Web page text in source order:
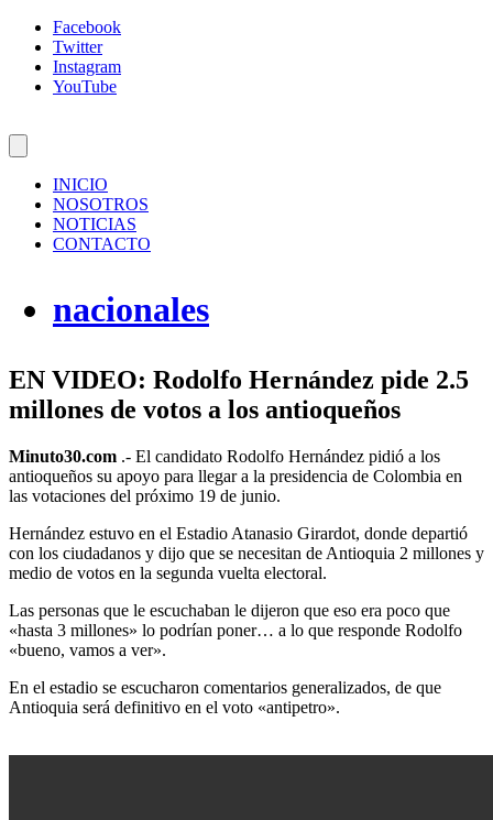
Facebook
Twitter
Instagram
YouTube
INICIO
NOSOTROS
NOTICIAS
CONTACTO
nacionales
EN VIDEO: Rodolfo Hernández pide 2.5
millones de votos a los antioqueños
Minuto30.com .- El candidato Rodolfo Hernández pidió a los
antioqueños su apoyo para llegar a la presidencia de Colombia en
las votaciones del próximo 19 de junio.
Hernández estuvo en el Estadio Atanasio Girardot, donde departió
con los ciudadanos y dijo que se necesitan de Antioquia 2 millones y
medio de votos en la segunda vuelta electoral.
Las personas que le escuchaban le dijeron que eso era poco que
«hasta 3 millones» lo podrían poner… a lo que responde Rodolfo
«bueno, vamos a ver».
En el estadio se escucharon comentarios generalizados, de que
Antioquia será definitivo en el voto «antipetro».